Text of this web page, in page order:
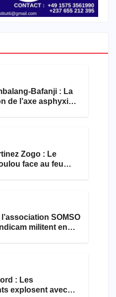
Bafanji : La
de l’axe asphyxie
Zogo : Le
face au feu
SOMSO
militent en
: Les
explosent avec